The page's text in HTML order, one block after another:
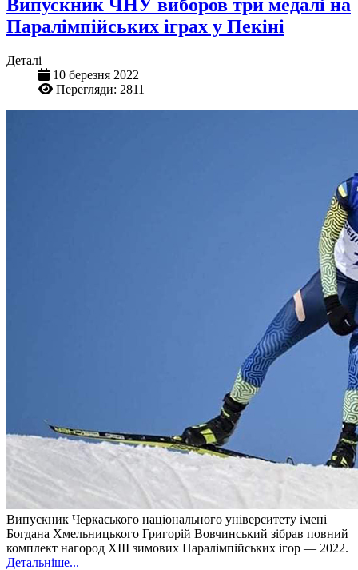
Випускник ЧНУ виборов три медалі на
Паралімпійських іграх у Пекіні
Деталі
10 березня 2022
Перегляди: 2811
Випускник Черкаського національного університету імені
Богдана Хмельницького Григорій Вовчинський зібрав повний
комплект нагород ХІІІ зимових Паралімпійських ігор — 2022.
Детальніше...